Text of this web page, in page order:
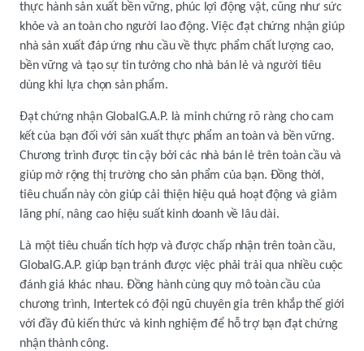
thực hành sản xuất bền vững, phúc lợi động vật, cũng như sức
khỏe và an toàn cho người lao động. Việc đạt chứng nhận giúp
nhà sản xuất đáp ứng nhu cầu về thực phẩm chất lượng cao,
bền vững và tạo sự tin tưởng cho nhà bán lẻ và người tiêu
dùng khi lựa chọn sản phẩm.
Đạt chứng nhận GlobalG.A.P. là minh chứng rõ ràng cho cam
kết của bạn đối với sản xuất thực phẩm an toàn và bền vững.
Chương trình được tin cậy bởi các nhà bán lẻ trên toàn cầu và
giúp mở rộng thị trường cho sản phẩm của bạn. Đồng thời,
tiêu chuẩn này còn giúp cải thiện hiệu quả hoạt động và giảm
lãng phí, nâng cao hiệu suất kinh doanh về lâu dài.
Là một tiêu chuẩn tích hợp và được chấp nhận trên toàn cầu,
GlobalG.A.P. giúp bạn tránh được việc phải trải qua nhiều cuộc
đánh giá khác nhau. Đồng hành cùng quy mô toàn cầu của
chương trình, Intertek có đội ngũ chuyên gia trên khắp thế giới
với đầy đủ kiến thức và kinh nghiệm để hỗ trợ bạn đạt chứng
nhận thành công.